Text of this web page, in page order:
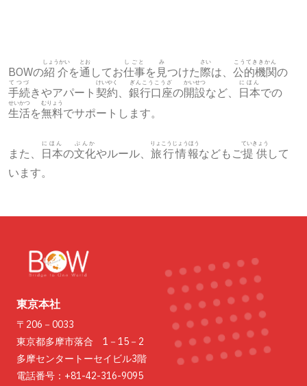
BOWの紹介
しょうかい
を通
とお
してお仕事
しごと
を 見
み
つけた際
さい
は、 公的機関
こうてききかん
の
手続
てつづ
きやアパート 契約
けいやく
銀行口座
ぎんこうこうざ
の開設
かいせつ
など、 日本
にほん
での
生活
せいかつ
を無料
むりょう
でサポートします。
また、 日本
にほん
の文化
ぶんか
やルール、 旅行情報
りょこうじょうほう
などもご提供
ていきょう
して
います。
東京本社
〒206－0033
東京都多摩市落合 1－15－2
多摩センタートーセイビル3階
電話番号：+81-42-316-9095